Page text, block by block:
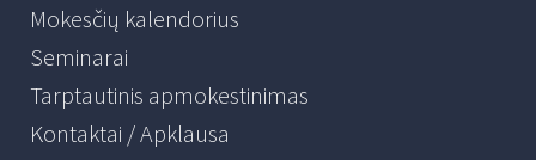
Mokesčių kalendorius
Seminarai
Tarptautinis apmokestinimas
Kontaktai / Apklausa